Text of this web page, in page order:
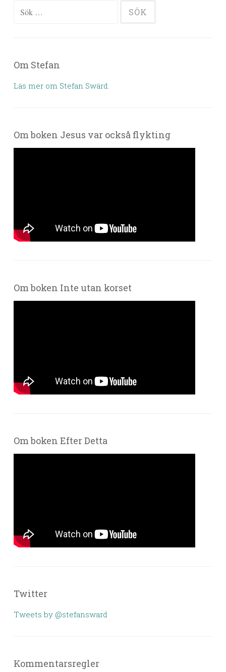
Sök efter:
Om Stefan
Läs mer om Stefan Swärd.
Om boken Jesus var också flykting
Om boken Inte utan korset
Om boken Efter Detta
Twitter
Tweets by @stefansward
Kommentarsregler